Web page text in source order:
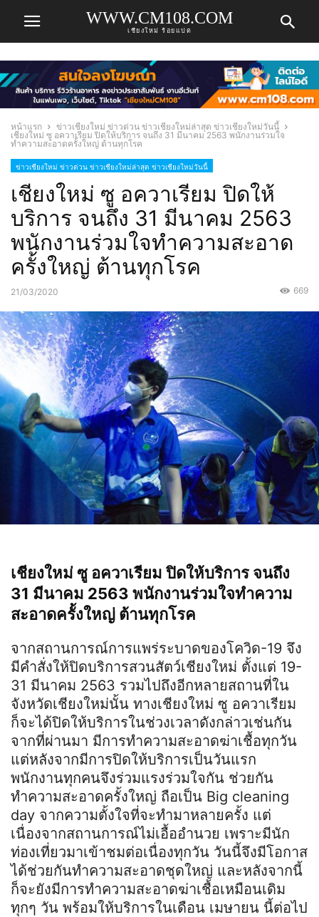
WWW.CM108.COM
เชียงใหม่ ร้อยแปด
หน้าแรก
ข่าวเชียงใหม่ ข่าวด่วน ข่าวเชียงใหม่ล่าสุด ข่าวเชียงใหม่วันนี้
เชียงใหม่ ซู อควาเรียม ปิดให้บริการ จนถึง 31 มีนาคม 2563 พนักงานร่วมใจ
ทำความสะอาดครั้งใหญ่ ต้านทุกโรค
ข่าวเชียงใหม่ ข่าวด่วน ข่าวเชียงใหม่ล่าสุด ข่าวเชียงใหม่วันนี้
เชียงใหม่ ซู อควาเรียม ปิดให้
บริการ จนถึง 31 มีนาคม 2563
พนักงานร่วมใจทำความสะอาด
ครั้งใหญ่ ต้านทุกโรค
21/03/2020 669
เชียงใหม่ ซู อควาเรียม ปิดให้บริการ จนถึง
31 มีนาคม 2563 พนักงานร่วมใจทำความ
สะอาดครั้งใหญ่ ต้านทุกโรค
จากสถานการณ์การแพร่ระบาดของโควิด-19 จึง
มีคำสั่งให้ปิดบริการสวนสัตว์เชียงใหม่ ตั้งแต่ 19-
31 มีนาคม 2563 รวมไปถึงอีกหลายสถานที่ใน
จังหวัดเชียงใหม่นั้น ทางเชียงใหม่ ซู อควาเรียม
ก็จะได้ปิดให้บริการในช่วงเวลาดังกล่าวเช่นกัน
จากที่ผ่านมา มีการทำความสะอาดฆ่าเชื้อทุกวัน
แต่หลังจากมีการปิดให้บริการเป็นวันแรก
พนักงานทุกคนจึงร่วมแรงร่วมใจกัน ช่วยกัน
ทำความสะอาดครั้งใหญ่ ถือเป็น Big cleaning
day จากความตั้งใจที่จะทำมาหลายครั้ง แต่
เนื่องจากสถานการณ์ไม่เอื้ออำนวย เพราะมีนัก
ท่องเที่ยวมาเข้าชมต่อเนื่องทุกวัน วันนี้จึงมีโอกาส
ได้ช่วยกันทำความสะอาดชุดใหญ่ และหลังจากนี้
ก็จะยังมีการทำความสะอาดฆ่าเชื้อเหมือนเดิม
ทุกๆ วัน พร้อมให้บริการในเดือน เมษายน นี้ต่อไป